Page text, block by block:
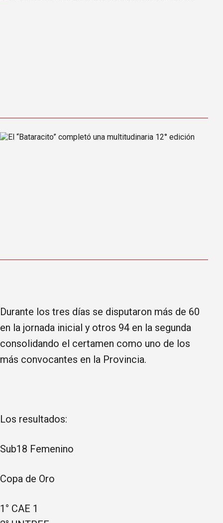
Durante los tres días se disputaron más de 60
en la jornada inicial y otros 94 en la segunda
consolidando el certamen como uno de los
más convocantes en la Provincia.
Los resultados:
Sub18 Femenino
Copa de Oro
1° CAE 1